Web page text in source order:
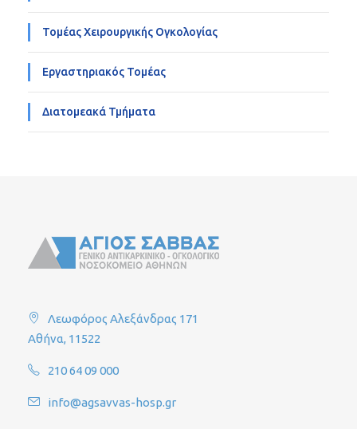
Τομέας Χειρουργικής Ογκολογίας
Εργαστηριακός Τομέας
Διατομεακά Τμήματα
Λεωφόρος Αλεξάνδρας 171
Αθήνα, 11522
210 64 09 000
info@agsavvas-hosp.gr